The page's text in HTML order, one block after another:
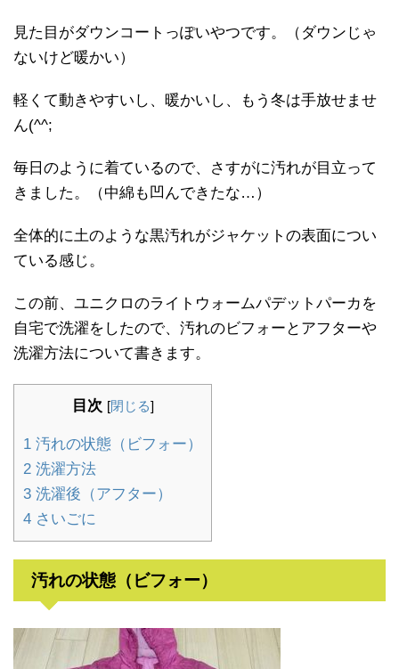
見た目がダウンコートっぽいやつです。（ダウンじゃ
ないけど暖かい）
軽くて動きやすいし、暖かいし、もう冬は手放せませ
ん(^^;
毎日のように着ているので、さすがに汚れが目立って
きました。（中綿も凹んできたな…）
全体的に土のような黒汚れがジャケットの表面につい
ている感じ。
この前、ユニクロのライトウォームパデットパーカを
自宅で洗濯をしたので、汚れのビフォーとアフターや
洗濯方法について書きます。
目次 [閉じる]
1 汚れの状態（ビフォー）
2 洗濯方法
3 洗濯後（アフター）
4 さいごに
汚れの状態（ビフォー）